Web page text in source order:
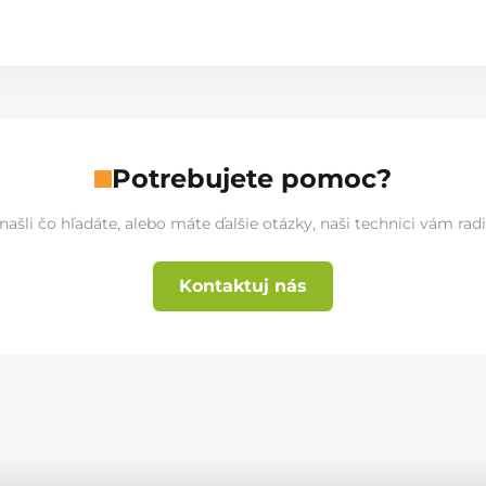
Potrebujete pomoc?
čo hľadáte, alebo máte ďalšie otázky, naši technici vám
Kontaktuj nás